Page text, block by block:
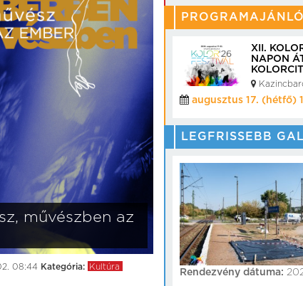
művészben az
08:44 Kategória:
Kultúra
PROGRAMAJÁNLÓ
XII.
NAPON
augusztus 17. (hétfő)
LEGFRISSEBB
Rendezvény dátuma: